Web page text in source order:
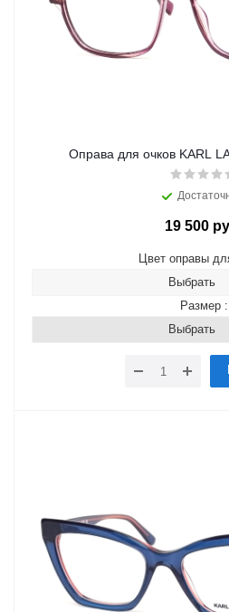
Оправа для очков KARL
19 500
Цвет оправы
Выбрать
Размер :
Выбрать